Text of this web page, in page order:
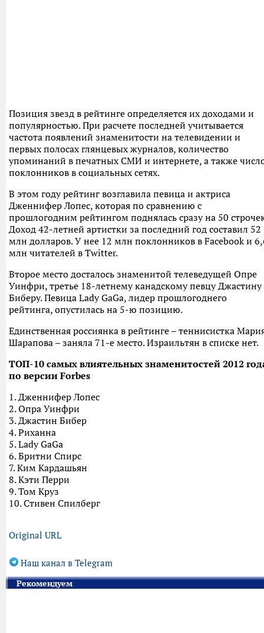
Позиция звезд в рейтинге определяется их доходами и
популярностью. При расчете последней учитывается
частота появлений знаменитости на телевидении и
первых полосах глянцевых журналов, количество
упоминаний в печатных СМИ и интернете, а также
поклонников в социальных сетях.
В этом году рейтинг возглавила певица и актриса
Дженнифер Лопес, которая по сравнению с
прошлогодним рейтингом поднялась сразу на 50
Доход 42-летней артистки за последний год составил 52
млн долларов. У нее 12 млн поклонников в Facebook и
млн читателей в Twitter.
Второе место досталось знаменитой телеведущей Опре
Уинфри, третье 18-летнему канадскому певцу Джастину
Биберу. Певица Lady GaGa, лидер прошлогоднего
рейтинга, опустилась на 5-ю позицию.
Единственная россиянка в рейтинге – теннисистка
Шарапова – заняла 71-е место. Израильтян в списке нет.
ТОП-10 самых влиятельных знаменитостей 2012
по версии Forbes
1. Дженнифер Лопес
2. Опра Уинфри
3. Джастин Бибер
4. Риханна
5. Lady GaGa
6. Бритни Спирс
7. Ким Кардашьян
8. Кэти Перри
9. Том Круз
10. Стивен Спилберг
Original URL
Наш канал в Telegram
Рекомендуем